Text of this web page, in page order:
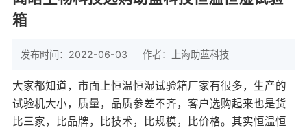
箱
发布时间：2022-06-03 作者： 上海助蓝科技
大家都知道，市面上恒温恒湿试验箱厂家有很多，生产的
试验机大小，质量，品质参差不齐，客户选购起来也是货
比三家，比品牌，比技术，比规模，比价格。其实恒温恒